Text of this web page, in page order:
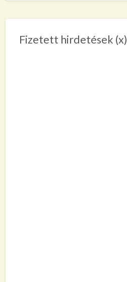
Fizetett hirdetések (x)